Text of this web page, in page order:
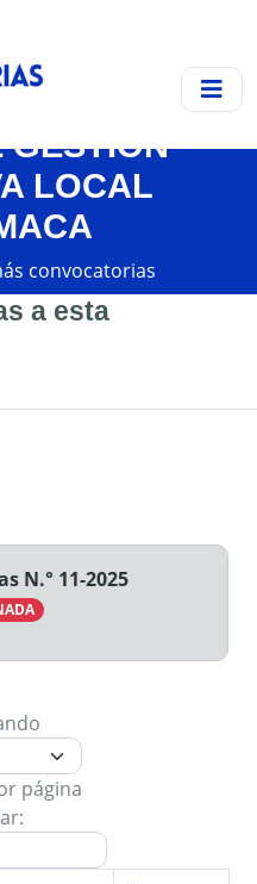
GESTIÓN
LOCAL
convocatorias
a esta
N.° 11-2025
página